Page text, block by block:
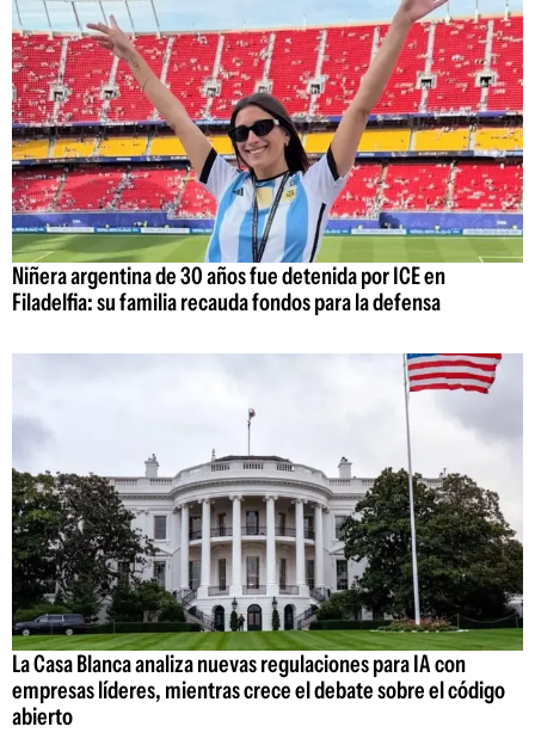
Niñera argentina de 30 años fue detenida por ICE en
Filadelfia: su familia recauda fondos para la defensa
La Casa Blanca analiza nuevas regulaciones para IA con
empresas líderes, mientras crece el debate sobre el código
abierto